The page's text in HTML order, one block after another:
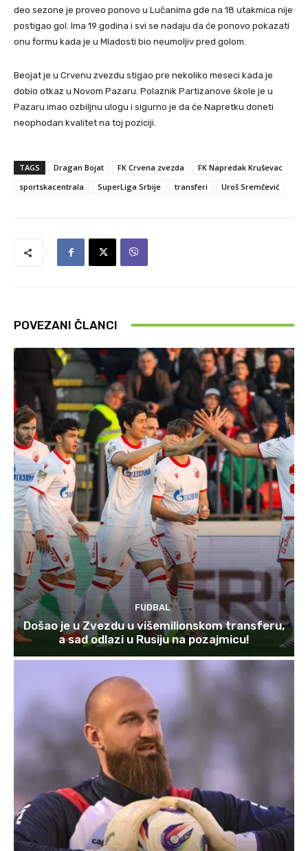
deo sezone je proveo ponovo u Lučanima gde na 18 utakmica nije
postigao gol. Ima 19 godina i svi se nadaju da će ponovo pokazati
onu formu kada je u Mladosti bio neumoljiv pred golom.
Beojat je u Crvenu zvezdu stigao pre nekoliko meseci kada je
dobio otkaz u Novom Pazaru. Polaznik Partizanove škole je u
Pazaru imao ozbiljnu ulogu i sigurno je da će Napretku doneti
neophodan kvalitet na toj poziciji.
TAGS Dragan Bojat FK Crvena zvezda
FK Napredak Kruševac
sportskacentrala
SuperLiga Srbije transferi Uroš Sremčević
POVEZANI ČLANCI
FUDBAL
Došao je u Zvezdu u višemilionskom transferu,
a sad odlazi u Rusiju na pozajmicu!